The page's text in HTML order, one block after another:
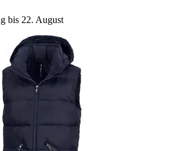
bis 22. August